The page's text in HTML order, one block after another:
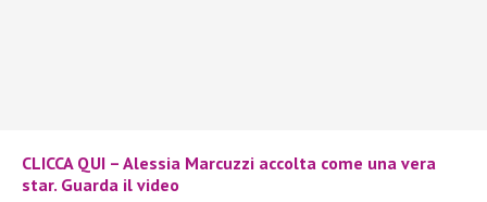
CLICCA QUI – Alessia Marcuzzi accolta come una vera
star. Guarda il video